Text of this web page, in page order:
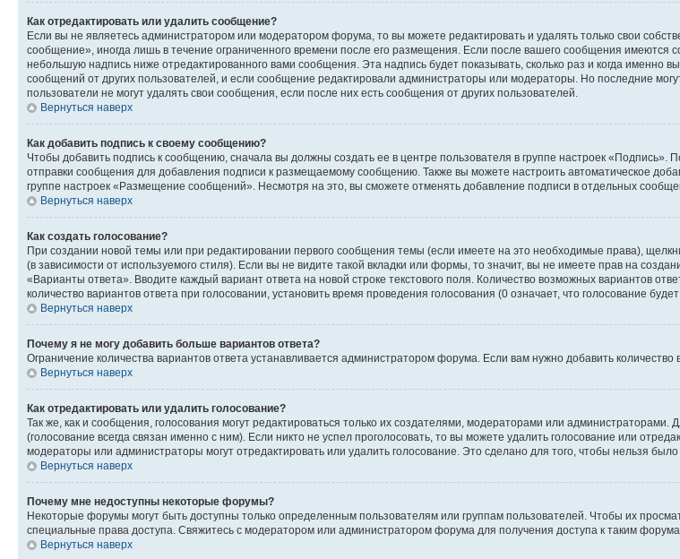
Как отредактировать или удалить сообщение?
Если вы не являетесь администратором или модератором форума, то вы можете редактировать и удалять только свои
сообщение», иногда лишь в течение ограниченного времени после его размещения. Если после вашего сообщения имеются
небольшую надпись ниже отредактированного вами сообщения. Эта надпись будет показывать, сколько раз и когда
сообщений от других пользователей, и если сообщение редактировали администраторы или модераторы. Но последние
пользователи не могут удалять свои сообщения, если после них есть сообщения от других пользователей.
Вернуться наверх
Как добавить подпись к своему сообщению?
Чтобы добавить подпись к сообщению, сначала вы должны создать ее в центре пользователя в группе настроек
отправки сообщения для добавления подписи к размещаемому сообщению. Также вы можете настроить автоматическое
группе настроек «Размещение сообщений». Несмотря на это, вы сможете отменять добавление подписи в отдельных
Вернуться наверх
Как создать голосование?
При создании новой темы или при редактировании первого сообщения темы (если имеете на это необходимые права),
(в зависимости от используемого стиля). Если вы не видите такой вкладки или формы, то значит, вы не имеете прав на
«Варианты ответа». Вводите каждый вариант ответа на новой строке текстового поля. Количество возможных вариантов
количество вариантов ответа при голосовании, установить время проведения голосования (0 означает, что голосование
Вернуться наверх
Почему я не могу добавить больше вариантов ответа?
Ограничение количества вариантов ответа устанавливается администратором форума. Если вам нужно добавить
Вернуться наверх
Как отредактировать или удалить голосование?
Так же, как и сообщения, голосования могут редактироваться только их создателями, модераторами или
(голосование всегда связан именно с ним). Если никто не успел проголосовать, то вы можете удалить голосование или
модераторы или администраторы могут отредактировать или удалить голосование. Это сделано для того, чтобы нельзя
Вернуться наверх
Почему мне недоступны некоторые форумы?
Некоторые форумы могут быть доступны только определенным пользователям или группам пользователей. Чтобы их
специальные права доступа. Свяжитесь с модератором или администратором форума для получения доступа к таким
Вернуться наверх